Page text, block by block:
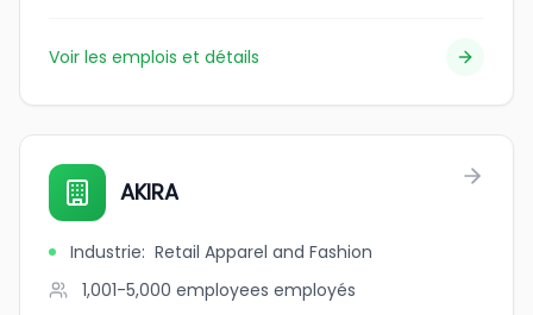
Voir les emplois et détails
AKIRA
Industrie: Retail Apparel and Fashion
1,001-5,000 employees employés